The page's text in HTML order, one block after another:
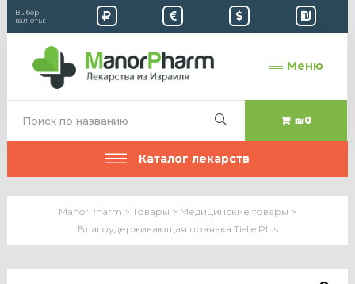
Выбор
валюты:
Меню
₪0
Каталог лекарств
ManorPharm > Товары > Медицинские товары >
Влагоудерживающая повязка Tielle Plus